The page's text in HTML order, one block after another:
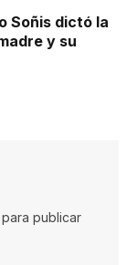
Soñis dictó la
y su
para publicar